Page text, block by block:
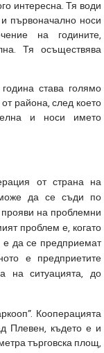
интересна. Тя води
и първоначално носи
на годините,
Тя осъществява
става голямо
района, след което
и носи името
от страна на
може да се съди по
прояви на проблемни
проблем е, когато
е да се предприемат
е предприетите
на ситуацията, до
Кооперацията
Плевен, където е и
търговска площ,